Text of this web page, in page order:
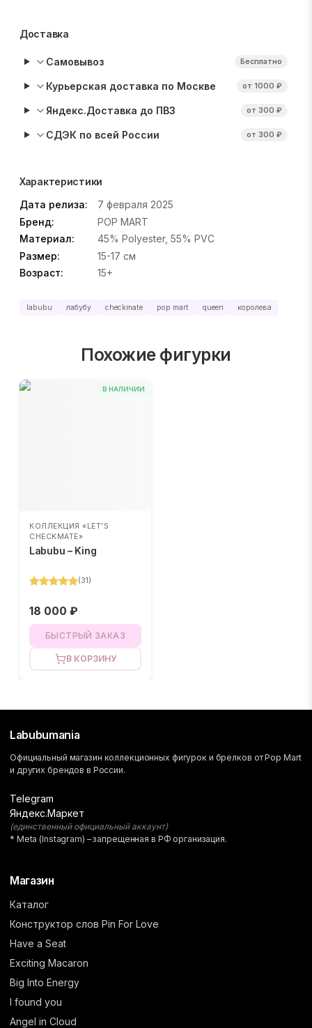
Доставка
Самовывоз Бесплатно
Курьерская доставка по Москве от 1000 ₽
Яндекс.Доставка до ПВЗ от 300 ₽
СДЭК по всей России от 300 ₽
Характеристики
Дата релиза:
7 февраля 2025
Бренд:
POP MART
Материал:
45% Polyester, 55% PVC
Размер:
15-17 см
Возраст:
15+
labubu лабубу checkmate pop mart queen королева
Похожие фигурки
В НАЛИЧИИ
КОЛЛЕКЦИЯ «LET'S
CHECKMATE»
Labubu – King
(31)
18 000 ₽
БЫСТРЫЙ ЗАКАЗ
В КОРЗИНУ
Labubumania
Официальный магазин коллекционных фигурок и брелков от Pop Mart
и других брендов в России.
Telegram
Яндекс.Маркет
(единственный официальный аккаунт)
* Meta (Instagram) – запрещенная в РФ организация.
Магазин
Каталог
Конструктор слов Pin For Love
Have a Seat
Exciting Macaron
Big Into Energy
I found you
Angel in Cloud